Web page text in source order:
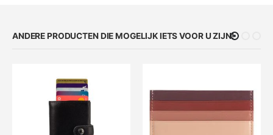
ANDERE PRODUCTEN DIE MOGELIJK IETS VOOR U ZIJN!